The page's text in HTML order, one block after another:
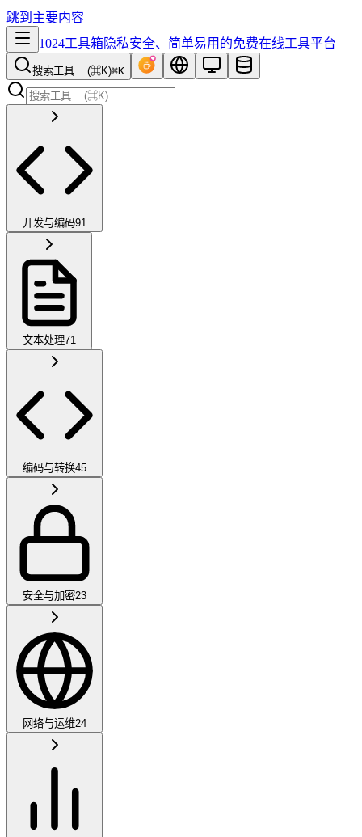
跳到主要内容
1024工具箱隐私安全、简单易用的免费在线工具平台
搜索工具... (⌘K)⌘K
开发与编码91
文本处理71
编码与转换45
安全与加密23
网络与运维24